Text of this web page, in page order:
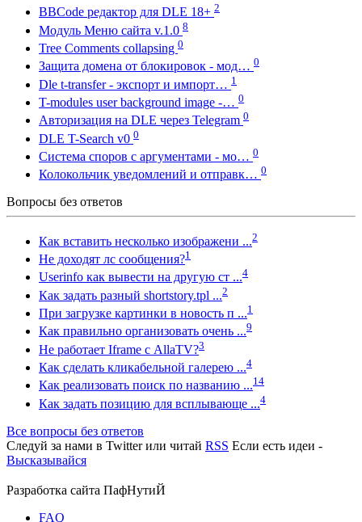
BBCode редактор для DLE 18+ 2
Модуль Меню сайта v.1.0 8
Tree Comments collapsing 0
Защита домена от блокировок - мод… 0
Dle t-transfer - экспорт и импорт… 1
T-modules user background image -… 0
Авторизация на DLE через Telegram 0
DLE T-Search v0 0
Система споров с аргументами - мо… 0
Колокольчик уведомлений и отправк… 0
Вопросы без ответов
Как вставить несколько изображени ...2
Не доходят лс сообщения?1
Userinfo как вывести на другую ст ...4
Как задать разный shortstory.tpl ...2
При загрузке картинки в новость п ...1
Как правильно организовать очень ...9
Не работает Iframe с AllaTV?3
Как сделать кликабельной галерею ...4
Как реализовать поиск по названию ...14
Как задать позицию для всплывающе ...4
Все вопросы без ответов
Следуй за нами в Twitterили читай RSS Если есть идеи -
Высказывайся
Разработка сайта ПафНутиЙ
FAQ